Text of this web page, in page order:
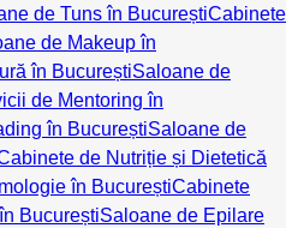
de Tuns în BucureștiCabinete
de Makeup în
în BucureștiSaloane de
de Mentoring în
în BucureștiSaloane de
de Nutriție și Dietetică
în BucureștiCabinete
BucureștiSaloane de Epilare